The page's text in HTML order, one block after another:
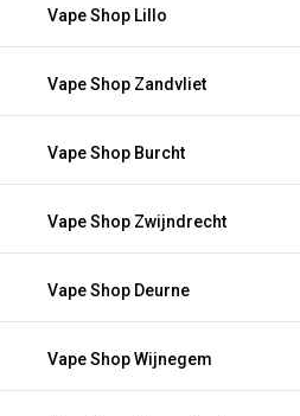
Vape Shop Lillo
Vape Shop Zandvliet
Vape Shop Burcht
Vape Shop Zwijndrecht
Vape Shop Deurne
Vape Shop Wijnegem